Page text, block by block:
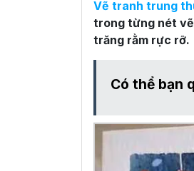
Vẽ tranh trung
trong từng nét
trăng rằm rực rỡ.
Có thể bạn